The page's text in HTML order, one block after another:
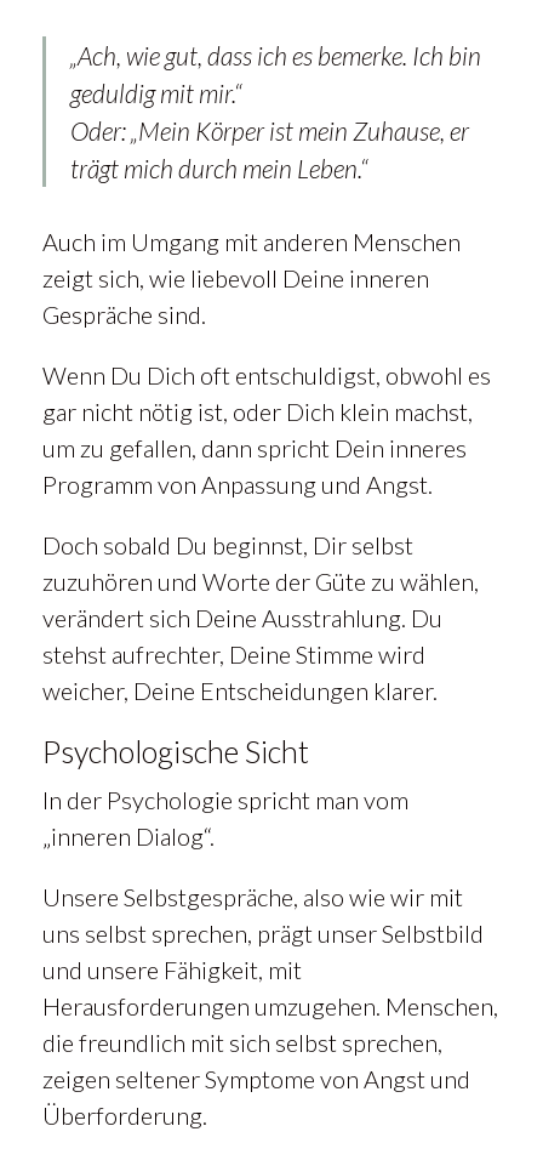
„Ach, wie gut, dass ich es bemerke. Ich bin
geduldig mit mir.“
Oder: „Mein Körper ist mein Zuhause, er
trägt mich durch mein Leben.“
Auch im Umgang mit anderen Menschen
zeigt sich, wie liebevoll Deine inneren
Gespräche sind.
Wenn Du Dich oft entschuldigst, obwohl es
gar nicht nötig ist, oder Dich klein machst,
um zu gefallen, dann spricht Dein inneres
Programm von Anpassung und Angst.
Doch sobald Du beginnst, Dir selbst
zuzuhören und Worte der Güte zu wählen,
verändert sich Deine Ausstrahlung. Du
stehst aufrechter, Deine Stimme wird
weicher, Deine Entscheidungen klarer.
Psychologische Sicht
In der Psychologie spricht man vom
„inneren Dialog“.
Unsere Selbstgespräche, also wie wir mit
uns selbst sprechen, prägt unser Selbstbild
und unsere Fähigkeit, mit
Herausforderungen umzugehen. Menschen,
die freundlich mit sich selbst sprechen,
zeigen seltener Symptome von Angst und
Überforderung.